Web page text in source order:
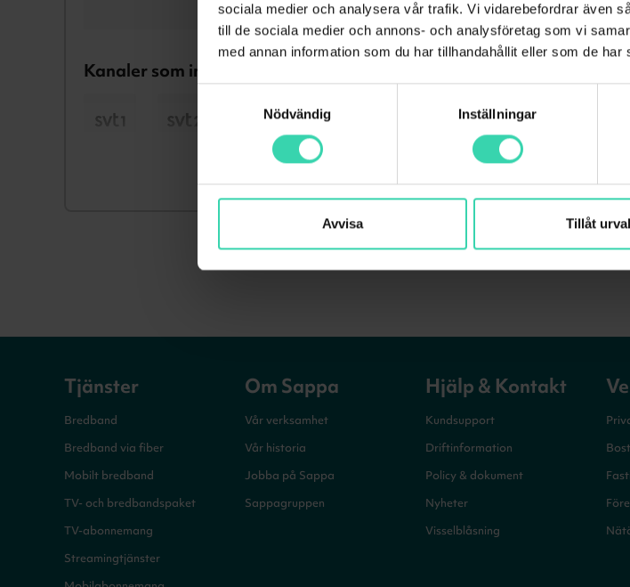
sociala medier och analysera vår trafik. Vi vidarebefordrar även
till de sociala medier och annons- och analysföretag som vi
med annan information som du har tillhandahållit eller som de
Nödvändig
Inställningar
Avvisa Tillåt urval
Kanaler som ingår i
Tjänster
Bredband
Bredband via fiber
Mobilt bredband
TV- och bredbandspaket
TV-abonnemang
Streamingtjänster
Om Sappa
Vår verksamhet
Vår historia
Jobba på Sappa
Sappagruppen
Hjälp & Kontakt
Kundsupport
Driftinformation
Policy & dokument
Nyheter
Visselblåsning